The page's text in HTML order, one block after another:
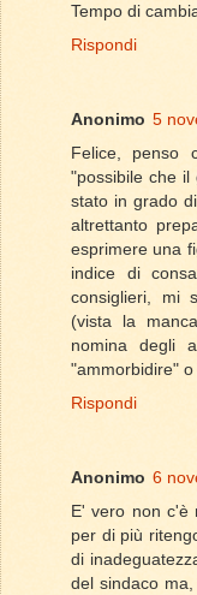
Tempo di
Rispondi
Anonimo 5
Felice, penso
"possibile che
stato in grado
altrettanto
esprimere una
indice di
consiglieri, mi
(vista la
nomina degli
"ammorbidire"
Rispondi
Anonimo 6
E' vero non c'è
per di più
di
del sindaco